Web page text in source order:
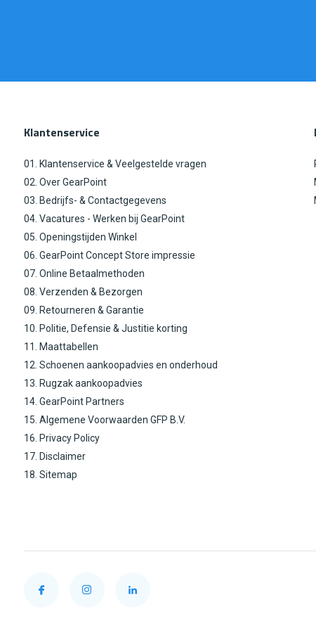
Klantenservice
01. Klantenservice & Veelgestelde vragen
02. Over GearPoint
03. Bedrijfs- & Contactgegevens
04. Vacatures - Werken bij GearPoint
05. Openingstijden Winkel
06. GearPoint Concept Store impressie
07. Online Betaalmethoden
08. Verzenden & Bezorgen
09. Retourneren & Garantie
10. Politie, Defensie & Justitie korting
11. Maattabellen
12. Schoenen aankoopadvies en onderhoud
13. Rugzak aankoopadvies
14. GearPoint Partners
15. Algemene Voorwaarden GFP B.V.
16. Privacy Policy
17. Disclaimer
18. Sitemap